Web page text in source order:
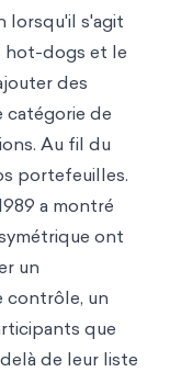
lorsqu'il s'agit
hot-dogs et le
des
de
Au fil du
portefeuilles.
a montré
ont
un
contrôle, un
que
de leur liste